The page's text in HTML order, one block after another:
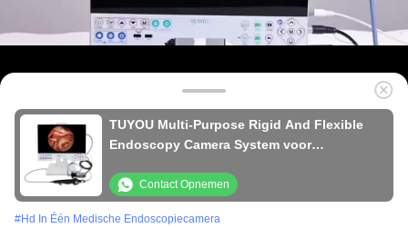
TUYOU Multi-Purpose Rigid And Flexible
Endoscopy Camera System voor
Contact Opnemen
#Hd In Één Medische Endoscopiecamera